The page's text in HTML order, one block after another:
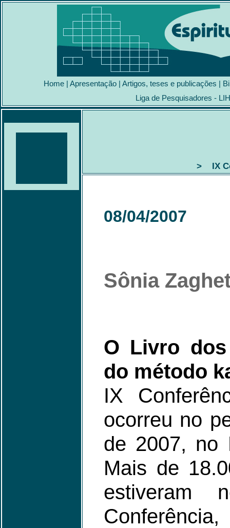
Home | Apresentação | Artigos, teses e publicações |
Liga de Pesquisadores -
> IX
08/04/2007
Sônia
O Livro
do método
IX
ocorreu no
de 2007, no
Mais de
estiveram